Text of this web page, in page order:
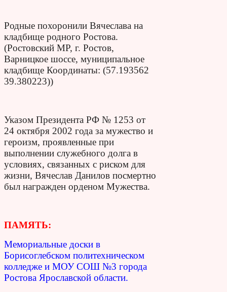
Родные похоронили Вячеслава на
кладбище родного Ростова.
(Ростовский МР, г. Ростов,
Варницкое шоссе, муниципальное
кладбище Координаты: (57.193562
39.380223))
Указом Президента РФ № 1253 от
24 октября 2002 года за мужество и
героизм, проявленные при
выполнении служебного долга в
условиях, связанных с риском для
жизни, Вячеслав Данилов посмертно
был награжден орденом Мужества.
ПАМЯТЬ:
Мемориальные доски в
Борисоглебском политехническом
колледже и МОУ СОШ №3 города
Ростова Ярославской области.